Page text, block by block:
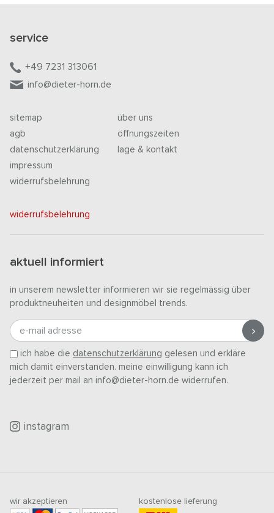
service
+49 7231 313061
info@dieter-horn.de
sitemap
agb
datenschutzerklärung
impressum
widerrufsbelehrung
über uns
öffnungszeiten
lage & kontakt
widerrufsbelehrung
aktuell informiert
in unserem newsletter informieren wir sie regelmässig über
produktneuheiten und designmöbel trends.
e-mail adresse
ich habe die datenschutzerklärung gelesen und erkläre
mich damit einverstanden. meine einwilligung kann ich
jederzeit per mail an info@dieter-horn.de widerrufen.
instagram
wir akzeptieren kostenlose lieferung